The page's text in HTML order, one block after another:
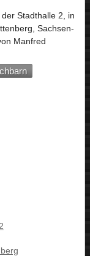
der Stadthalle 2, in
Sachsen-
Manfred